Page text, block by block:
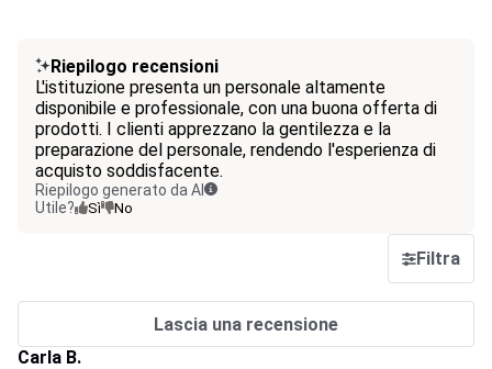
Riepilogo recensioni
L'istituzione presenta un personale altamente
disponibile e professionale, con una buona offerta di
prodotti. I clienti apprezzano la gentilezza e la
preparazione del personale, rendendo l'esperienza di
acquisto soddisfacente.
Riepilogo generato da AI
Utile?
Sì No
Filtra
Lascia una recensione
Carla B.